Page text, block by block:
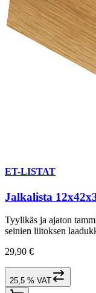
ET-LISTAT
Jalkalista
Tyylikäs ja ajaton
seinien liitoksen
29,90 €
25,5 % VAT